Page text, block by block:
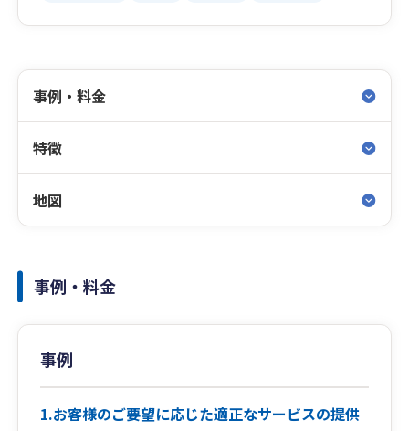
事例・料金
特徴
地図
事例・料金
事例
1.お客様のご要望に応じた適正なサービスの提供